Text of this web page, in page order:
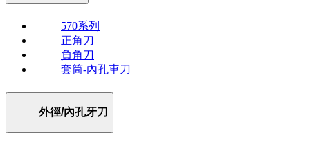
570系列
正角刀
負角刀
套筒-內孔車刀
外徑/內孔牙刀